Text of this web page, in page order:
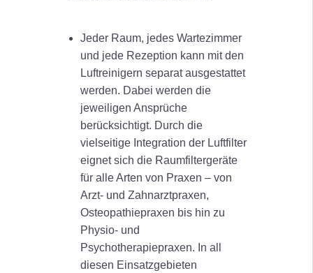
Jeder Raum, jedes Wartezimmer
und jede Rezeption kann mit den
Luftreinigern separat ausgestattet
werden. Dabei werden die
jeweiligen Ansprüche
berücksichtigt. Durch die
vielseitige Integration der Luftfilter
eignet sich die Raumfiltergeräte
für alle Arten von Praxen – von
Arzt- und Zahnarztpraxen,
Osteopathiepraxen bis hin zu
Physio- und
Psychotherapiepraxen. In all
diesen Einsatzgebieten